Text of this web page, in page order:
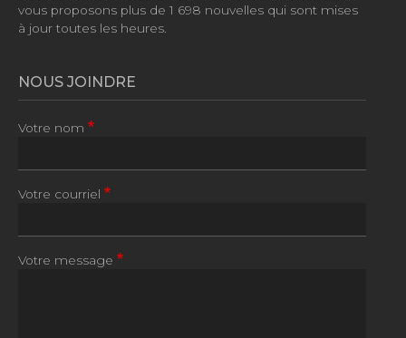
vous proposons plus de 1 698 nouvelles qui sont mises
à jour toutes les heures.
NOUS JOINDRE
Votre nom
Votre courriel
Votre message